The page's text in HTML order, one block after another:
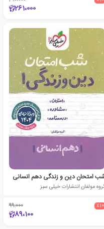
261،000
امتحان دین و زندگی دهم انسانی
مولفان انتشارات خیلی سبز
٪10 99،000
89،100